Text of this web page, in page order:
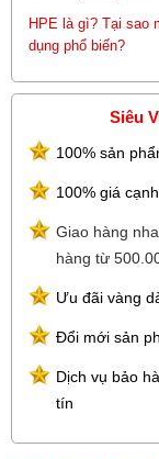
HPE là gì? Tại sao
dụng phổ biến?
Siêu
100% sản
100% giá
Giao hàng
hàng từ
Ưu đãi vàng
Đổi mới sản
Dịch vụ bảo
tín